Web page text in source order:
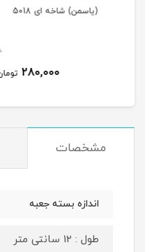
(یاسمن) شاخه ای 5018
280,000 تومان
مشخصات
اندازه بسته جعبه
طول : 12 سانتی متر